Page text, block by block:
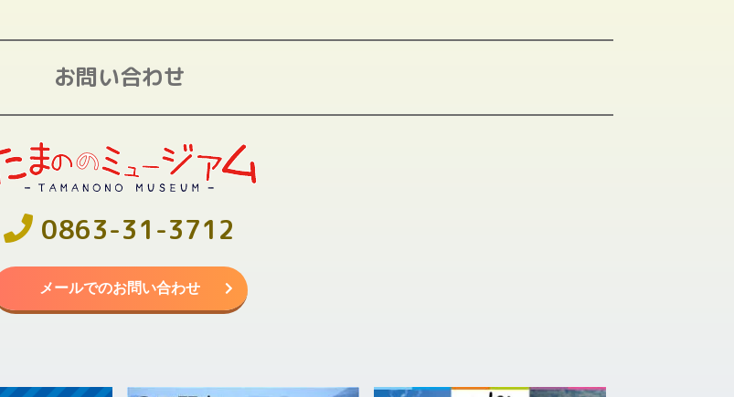
お問い合わせ
0863-31-3712
メールでのお問い合わせ